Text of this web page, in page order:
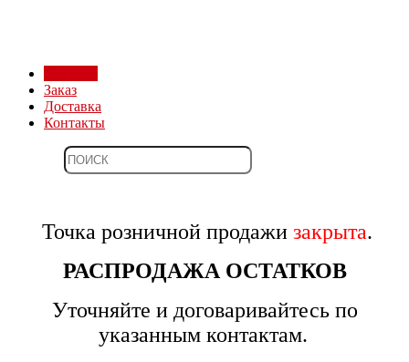
Заказ
Доставка
Контакты
Точка розничной продажи закрыта.
РАСПРОДАЖА ОСТАТКОВ
Уточняйте и договаривайтесь по
указанным контактам.